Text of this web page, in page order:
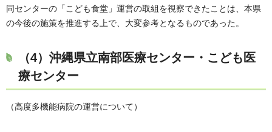
同センターの「こども食堂」運営の取組を視察できたことは、本県
の今後の施策を推進する上で、大変参考となるものであった。
（4） 沖縄県立南部医療センター・こども医
療センター
（高度多機能病院の運営について）